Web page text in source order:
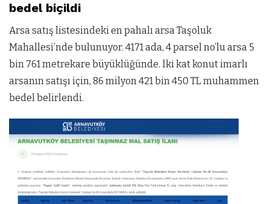
bedel biçildi
Arsa satış listesindeki en pahalı arsa Taşoluk
Mahallesi’nde bulunuyor. 4171 ada, 4 parsel no’lu arsa 5
bin 761 metrekare büyüklüğünde. İki kat konut imarlı
arsanın satışı için, 86 milyon 421 bin 450 TL muhammen
bedel belirlendi.